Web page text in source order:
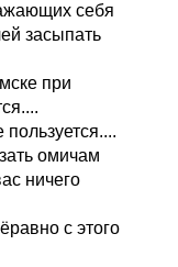
себя
засыпать
при
омичам
ничего
с этого